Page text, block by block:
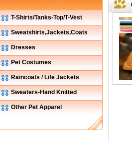
T-Shirts/Tanks-Top/T-Vest
Sweatshirts,Jackets,Coats
Dresses
Pet Costumes
Raincoats / Life Jackets
Sweaters-Hand Knitted
Other Pet Apparel